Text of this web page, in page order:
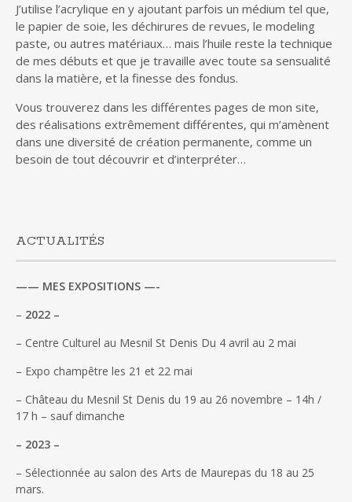
J’utilise l’acrylique en y ajoutant parfois un médium tel que,
le papier de soie, les déchirures de revues, le modeling
paste, ou autres matériaux… mais l’huile reste la technique
de mes débuts et que je travaille avec toute sa sensualité
dans la matière, et la finesse des fondus.
Vous trouverez dans les différentes pages de mon site,
des réalisations extrêmement différentes, qui m’amènent
dans une diversité de création permanente, comme un
besoin de tout découvrir et d’interpréter…
ACTUALITÉS
—— MES EXPOSITIONS —-
– 2022 –
– Centre Culturel au Mesnil St Denis Du 4 avril au 2 mai
– Expo champêtre les 21 et 22 mai
– Château du Mesnil St Denis du 19 au 26 novembre – 14h /
17 h – sauf dimanche
– 2023 –
– Sélectionnée au salon des Arts de Maurepas du 18 au 25
mars.